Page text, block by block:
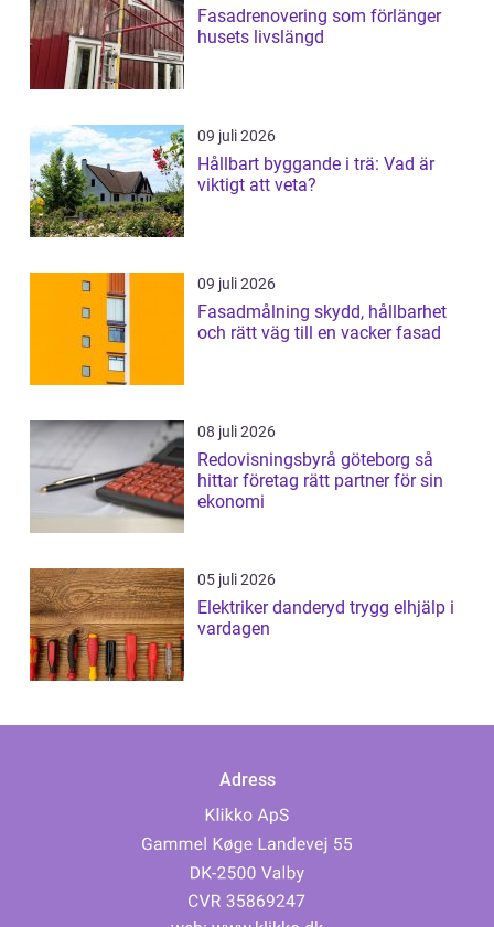
Fasadrenovering som förlänger
husets livslängd
09 juli 2026
Hållbart byggande i trä: Vad är
viktigt att veta?
09 juli 2026
Fasadmålning skydd, hållbarhet
och rätt väg till en vacker fasad
08 juli 2026
Redovisningsbyrå göteborg så
hittar företag rätt partner för sin
ekonomi
05 juli 2026
Elektriker danderyd trygg elhjälp i
vardagen
Adress